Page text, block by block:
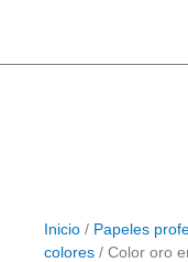
Inicio / Papeles
colores / Color oro